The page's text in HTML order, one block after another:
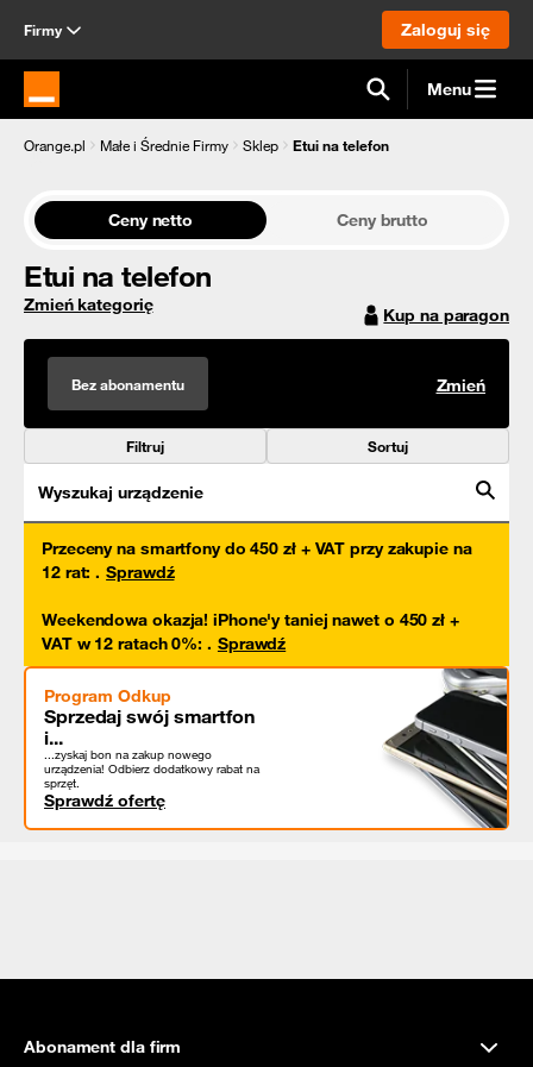
Firmy Zaloguj się
Strona główna Orange.pl Menu
Orange.pl Małe i Średnie Firmy Sklep Etui na telefon
Ceny netto Ceny brutto
Etui na telefon
Zmień kategorię Kup na paragon
Bez abonamentu Zmień
Filtruj Sortuj
Wyszukaj urządzenie
Przeceny na smartfony do 450 zł + VAT przy zakupie na
12 rat: . Sprawdź
Weekendowa okazja! iPhone'y taniej nawet o 450 zł +
VAT w 12 ratach 0%: . Sprawdź
Program Odkup
Sprzedaj swój smartfon
i...
...zyskaj bon na zakup nowego
urządzenia! Odbierz dodatkowy rabat na
sprzęt.
Sprawdź ofertę
Abonament dla firm